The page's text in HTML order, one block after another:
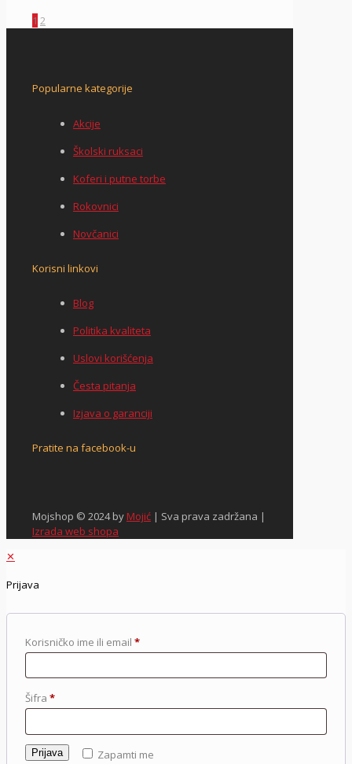
1 2
Popularne kategorije
Akcije
Školski ruksaci
Koferi i putne torbe
Rokovnici
Novčanici
Korisni linkovi
Blog
Politika kvaliteta
Uslovi korišćenja
Česta pitanja
Izjava o garanciji
Pratite na facebook-u
Mojshop © 2024 byMojić | Sva prava zadržana |
Izrada web shopa
✕
Prijava
Korisničko ime ili email *
Šifra *
Zapamti me
Prijava